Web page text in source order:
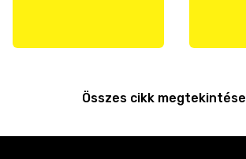
Összes cikk megtekintése